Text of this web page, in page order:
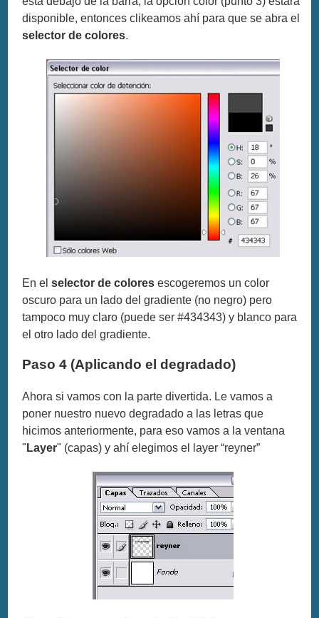
disponible, entonces clikeamos ahí para que se abra el
selector de colores.
En elselector de colores escogeremos un color
oscuro para un lado del gradiente (no negro) pero
tampoco muy claro (puede ser #434343) y blanco para
el otro lado del gradiente.
Paso 4 (Aplicando el degradado)
Ahora si vamos con la parte divertida. Le vamos a
poner nuestro nuevo degradado a las letras que
hicimos anteriormente, para eso vamos a la ventana
" Layer" (capas) y ahí elegimos el layer “reyner”